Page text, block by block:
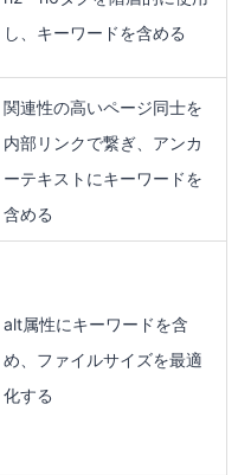
し、キーワードを含める
関連性の高いページ同士を
内部リンクで繋ぎ、アンカ
ーテキストにキーワードを
含める
alt属性にキーワードを含
め、ファイルサイズを最適
化する